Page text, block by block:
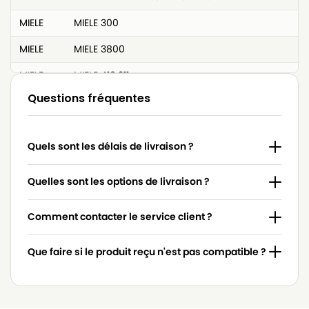
MIELE
MIELE 300
MIELE
MIELE 3800
MIELE
MIELE 418.311
MIELE
MIELE 4306916
MIELE
MIELE 4854915
MIELE
MIELE 617063
MIELE
MIELE 7736191
MIELE
MIELE 837.086
MIELE
MIELE 9442600
Questions fréquentes
Quels sont les délais de livraison ?
Quelles sont les options de livraison ?
Comment contacter le service client ?
Que faire si le produit reçu n'est pas compatible ?